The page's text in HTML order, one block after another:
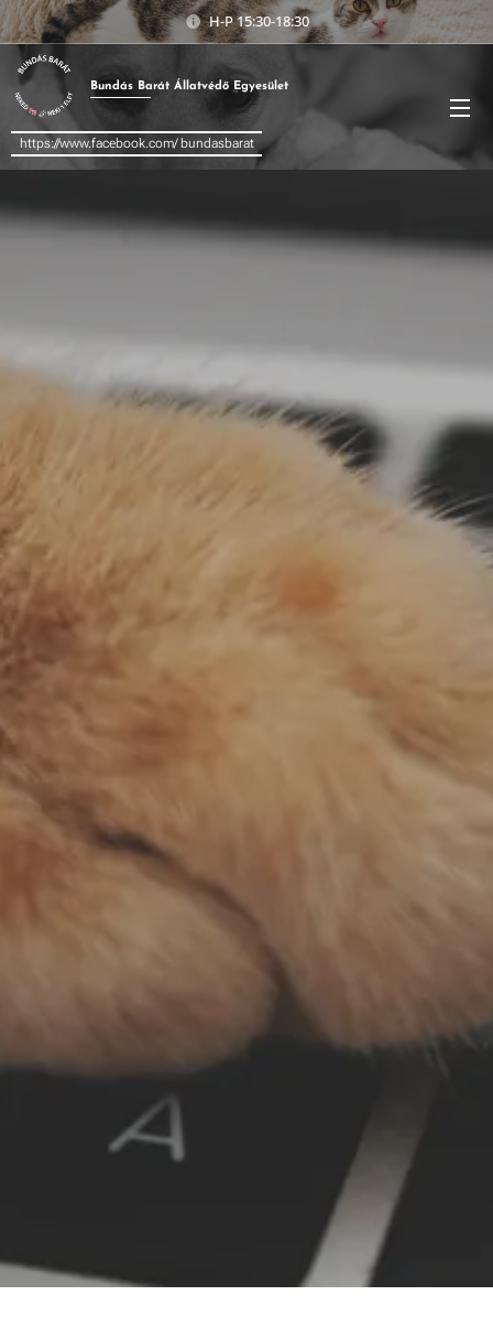
H-P 15:30-18:30
Bundás Barát Állatvédő Egyesület
https://www.facebook.com/ bundasbarat